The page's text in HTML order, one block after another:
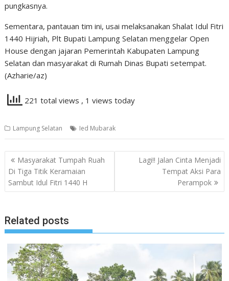
pungkasnya.
Sementara, pantauan tim ini, usai melaksanakan Shalat Idul Fitri
1440 Hijriah, Plt Bupati Lampung Selatan menggelar Open
House dengan jajaran Pemerintah Kabupaten Lampung
Selatan dan masyarakat di Rumah Dinas Bupati setempat.
(Azharie/az)
221 total views , 1 views today
Lampung Selatan Ied Mubarak
Navigasi
pos
Masyarakat Tumpah Ruah
Di Tiga Titik Keramaian
Sambut Idul Fitri 1440 H
Lagi!! Jalan Cinta Menjadi
Tempat Aksi Para
Perampok
Related posts